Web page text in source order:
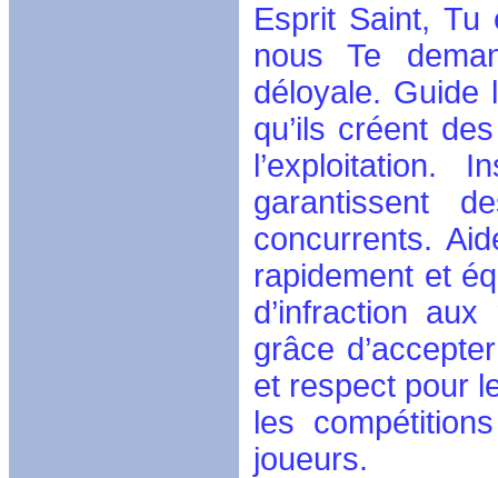
Esprit Saint,
nous Te
déloyale. Guide
qu’ils créent
l’exploitation.
garantissent
concurrents.
rapidement et
d’infraction
grâce
et respect pour
les
joueurs.